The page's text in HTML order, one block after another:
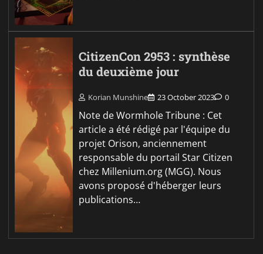
CitizenCon 2953 : synthèse
du deuxième jour
Korian Munshine 23 October 2023 0
Note de Wormhole Tribune : Cet
article a été rédigé par l'équipe du
projet Orison, anciennement
responsable du portail Star Citizen
chez Millenium.org (MGG). Nous
avons proposé d'héberger leurs
publications…